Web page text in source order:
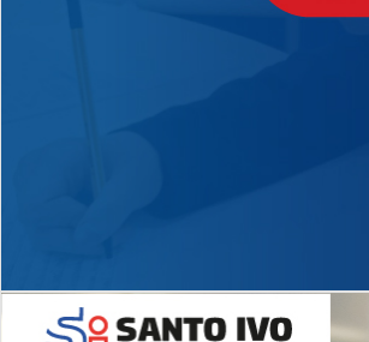
Novidades 2026 High School